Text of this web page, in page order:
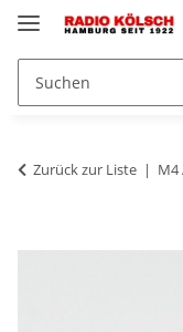
Zurück zur Liste M4